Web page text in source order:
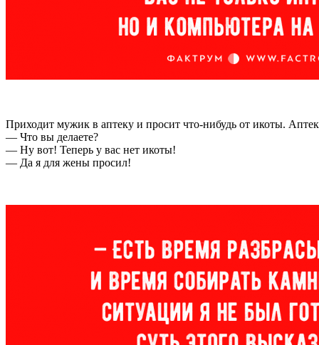
Приходит мужик в аптеку и просит что-нибудь от икоты.
— Что вы делаете?
— Hу вот! Теперь у вас нет икоты!
— Да я для жены просил!